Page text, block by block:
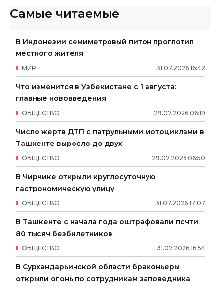
Самые читаемые
В Индонезии семиметровый питон проглотил
местного жителя
31.07.2026 16:42
МИР
Что изменится в Узбекистане с 1 августа:
главные нововведения
29.07.2026 06:19
ОБЩЕСТВО
Число жертв ДТП с патрульными мотоциклами в
Ташкенте выросло до двух
29.07.2026 06:50
ОБЩЕСТВО
В Чирчике открыли круглосуточную
гастрономическую улицу
31.07.2026 17:07
ОБЩЕСТВО
В Ташкенте с начала года оштрафовали почти
80 тысяч безбилетников
31.07.2026 16:54
ОБЩЕСТВО
В Сурхандарьинской области браконьеры
открыли огонь по сотрудникам заповедника